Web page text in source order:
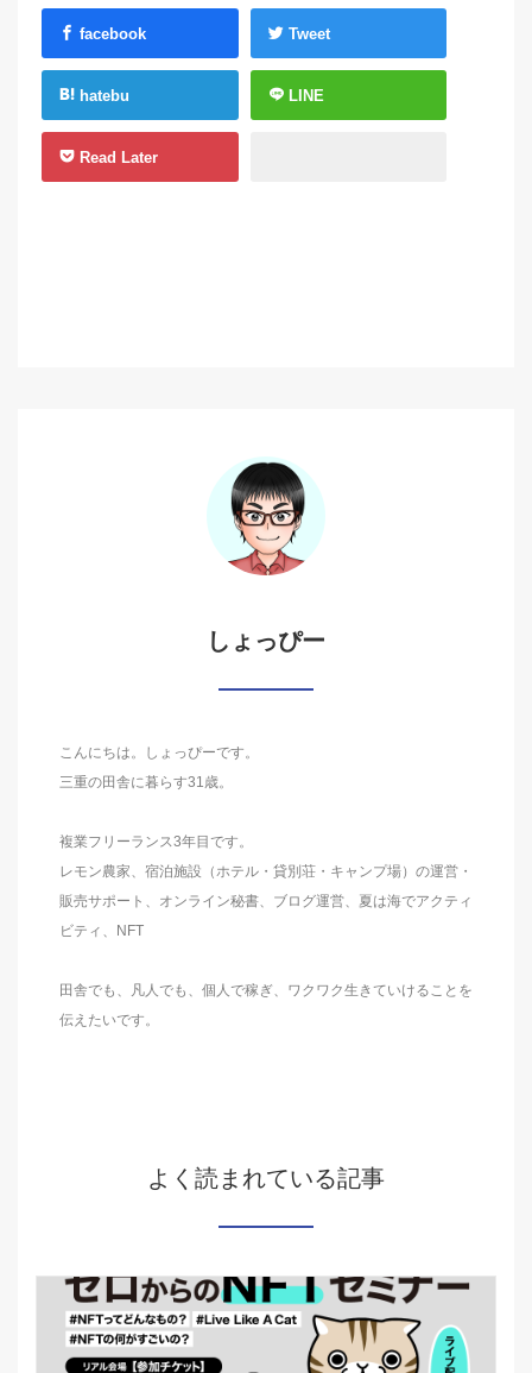
facebook Tweet
hatebu LINE
Read Later
しょっぴー
こんにちは。しょっぴーです。
三重の田舎に暮らす31歳。
複業フリーランス3年目です。
レモン農家、宿泊施設（ホテル・貸別荘・キャンプ場）の運営・
販売サポート、オンライン秘書、ブログ運営、夏は海でアクティ
ビティ、NFT
田舎でも、凡人でも、個人で稼ぎ、ワクワク生きていけることを
伝えたいです。
よく読まれている記事